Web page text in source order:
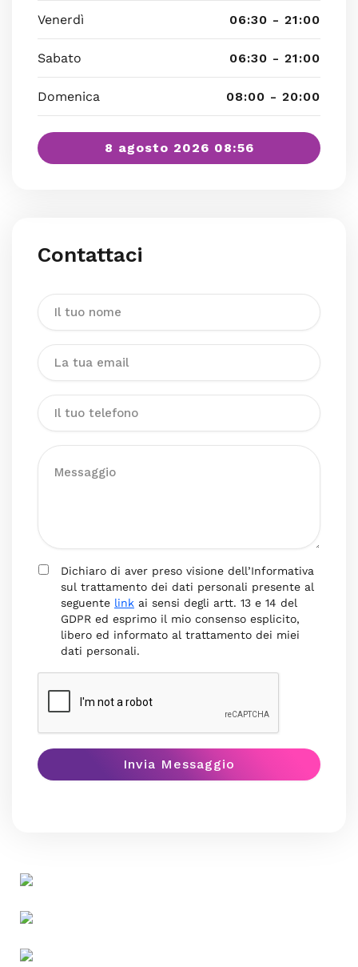
Venerdì 06:30 - 21:00
Sabato 06:30 - 21:00
Domenica 08:00 - 20:00
8 agosto 2026 08:56
Contattaci
Dichiaro di aver preso visione dell’Informativa
sul trattamento dei dati personali presente al
seguente link ai sensi degli artt. 13 e 14 del
GDPR ed esprimo il mio consenso esplicito,
libero ed informato al trattamento dei miei
dati personali.